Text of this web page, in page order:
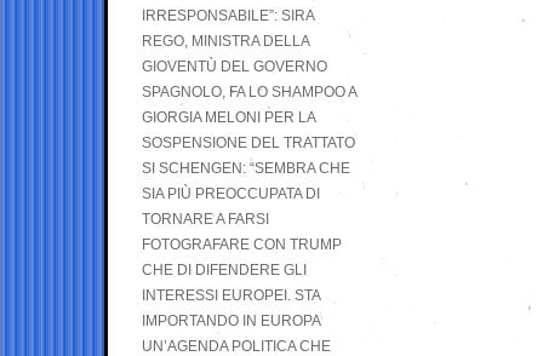
IRRESPONSABILE”: SIRA
REGO, MINISTRA DELLA
GIOVENTÙ DEL GOVERNO
SPAGNOLO, FA LO SHAMPOO A
GIORGIA MELONI PER LA
SOSPENSIONE DEL TRATTATO
SI SCHENGEN: “SEMBRA CHE
SIA PIÙ PREOCCUPATA DI
TORNARE A FARSI
FOTOGRAFARE CON TRUMP
CHE DI DIFENDERE GLI
INTERESSI EUROPEI. STA
IMPORTANDO IN EUROPA
UN’AGENDA POLITICA CHE